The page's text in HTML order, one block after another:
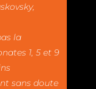
la
1, 5 et 9
sans doute